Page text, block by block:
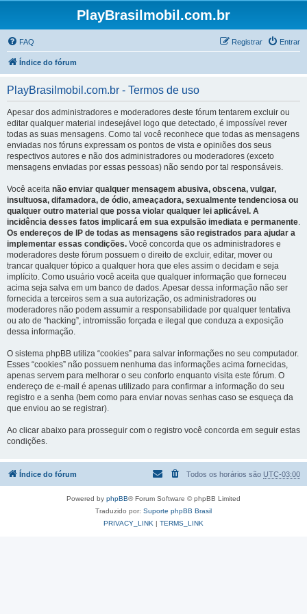
PlayBrasilmobil.com.br
FAQ Entrar
Registrar
Índice do fórum
PlayBrasilmobil.com.br - Termos de uso
Apesar dos administradores e moderadores deste fórum tentarem excluir ou
editar qualquer material indesejável logo que detectado, é impossível rever
todas as suas mensagens. Como tal você reconhece que todas as mensagens
enviadas nos fóruns expressam os pontos de vista e opiniões dos seus
respectivos autores e não dos administradores ou moderadores (exceto
mensagens enviadas por essas pessoas) não sendo por tal responsáveis.
Você aceita não enviar qualquer mensagem abusiva, obscena, vulgar,
insultuosa, difamadora, de ódio, ameaçadora, sexualmente tendenciosa ou
qualquer outro material que possa violar qualquer lei aplicável. A
incidência desses fatos implicará em sua expulsão imediata e permanente.
Os endereços de IP de todas as mensagens são registrados para ajudar a
implementar essas condições. Você concorda que os administradores e
moderadores deste fórum possuem o direito de excluir, editar, mover ou
trancar qualquer tópico a qualquer hora que eles assim o decidam e seja
implícito. Como usuário você aceita que qualquer informação que forneceu
acima seja salva em um banco de dados. Apesar dessa informação não ser
fornecida a terceiros sem a sua autorização, os administradores ou
moderadores não podem assumir a responsabilidade por qualquer tentativa
ou ato de “hacking”, intromissão forçada e ilegal que conduza a exposição
dessa informação.
O sistema phpBB utiliza “cookies” para salvar informações no seu computador.
Esses “cookies” não possuem nenhuma das informações acima fornecidas,
apenas servem para melhorar o seu conforto enquanto visita este fórum. O
endereço de e-mail é apenas utilizado para confirmar a informação do seu
registro e a senha (bem como para enviar novas senhas caso se esqueça da
que enviou ao se registrar).
Ao clicar abaixo para prosseguir com o registro você concorda em seguir estas
condições.
Índice do fórum Todos os horários são UTC-03:00
Powered by phpBB® Forum Software © phpBB Limited
Traduzido por: Suporte phpBB Brasil
PRIVACY_LINK | TERMS_LINK